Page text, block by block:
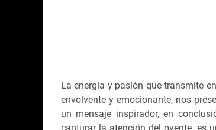
La energía y pasión que transmite
envolvente y emocionante, nos
un mensaje inspirador, en